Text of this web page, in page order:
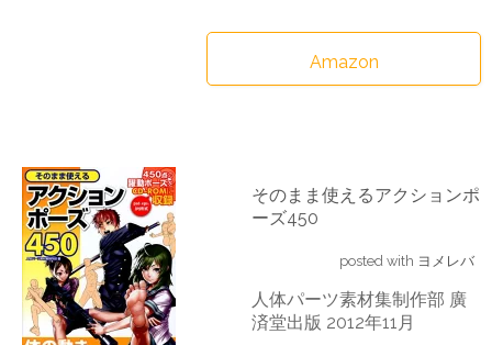
Amazon
そのまま使えるアクションポ
ーズ450
posted with ヨメレバ
人体パーツ素材集制作部 廣
済堂出版 2012年11月